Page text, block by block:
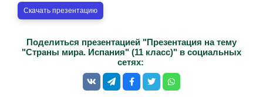
Скачать презентацию
Поделиться презентацией "Презентация на тему
"Страны мира. Испания" (11 класс)" в социальных
сетях: